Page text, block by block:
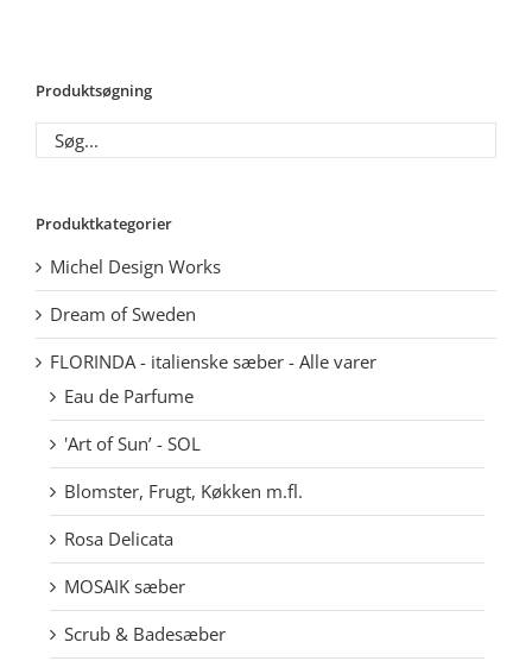
Produktsøgning
Produktkategorier
Michel Design Works
Dream of Sweden
FLORINDA - italienske sæber - Alle varer
Eau de Parfume
'Art of Sun’ - SOL
Blomster, Frugt, Køkken m.fl.
Rosa Delicata
MOSAIK sæber
Scrub & Badesæber